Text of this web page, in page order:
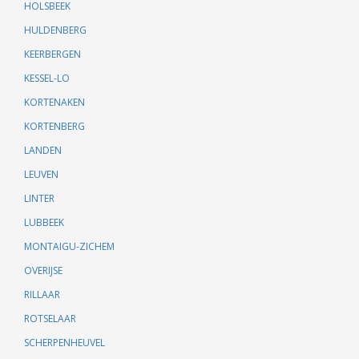
HOLSBEEK
HULDENBERG
KEERBERGEN
KESSEL-LO
KORTENAKEN
KORTENBERG
LANDEN
LEUVEN
LINTER
LUBBEEK
MONTAIGU-ZICHEM
OVERIJSE
RILLAAR
ROTSELAAR
SCHERPENHEUVEL